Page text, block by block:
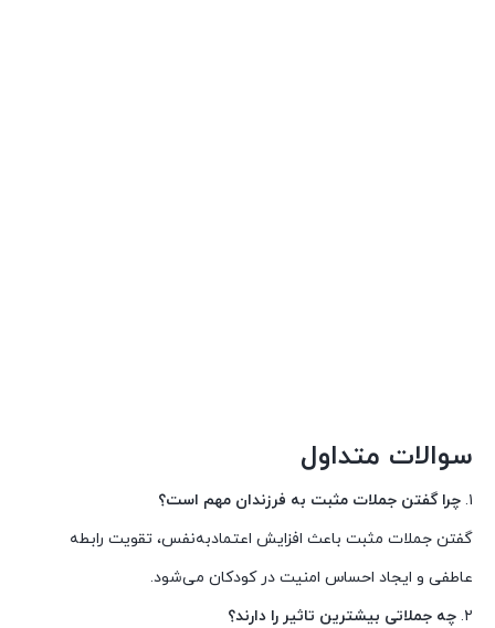
سوالات متداول
۱. چرا گفتن جملات مثبت به فرزندان مهم است؟
گفتن جملات مثبت باعث افزایش اعتمادبه‌نفس، تقویت رابطه
عاطفی و ایجاد احساس امنیت در کودکان می‌شود.
۲. چه جملاتی بیشترین تاثیر را دارند؟